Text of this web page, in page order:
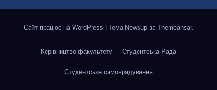
Сайт працює на WordPress Тема:Newsup за Themeansar.
Керівництво факультету Студентська Рада
Студентське самоврядування